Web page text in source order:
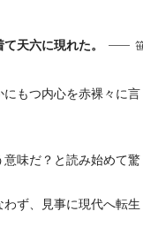
天六に現れた。
もつ内心を赤裸々に言
味だ？と読み始めて驚
ず、見事に現代へ転生